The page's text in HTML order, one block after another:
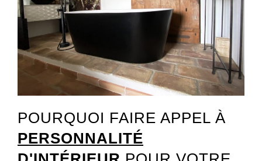
POURQUOI FAIRE APPEL À
PERSONNALITÉ